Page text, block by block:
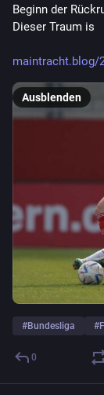
Beginn der
Dieser Traum is
maintracht.blog/
Ausblenden
#Bundesliga #
0